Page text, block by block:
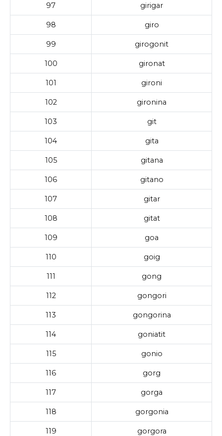
97 girigar
98 giro
99 girogonit
100 gironat
101 gironi
102 gironina
103 git
104 gita
105 gitana
106 gitano
107 gitar
108 gitat
109 goa
110 goig
111 gong
112 gongori
113 gongorina
114 goniatit
115 gonio
116 gorg
117 gorga
118 gorgonia
119 gorgora